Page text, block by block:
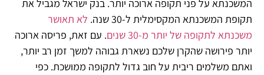
המשכנתא על פני תקופה ארוכה יותר. בנק ישראל מגביל את
תקופת המשכנתא המקסימלית ל-30 שנה.
לא תאושר
משכנתא לתקופה של יותר מ-30 שנים
. עם זאת, פריסה ארוכה
יותר פירושה שהקרן שלכם נשארת גבוהה למשך זמן רב יותר,
ואתם משלמים ריבית על חוב גדול לתקופה ממושכת. כפי